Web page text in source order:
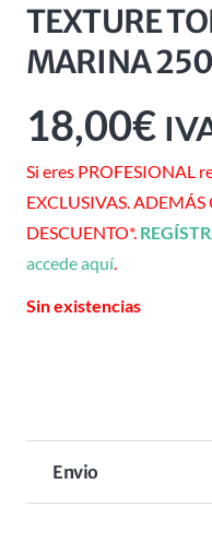
TEXTURE
MARINA 250
18,00€
Si eres PROFESIONAL
EXCLUSIVAS.
DESCUENTO*.
accede aquí
Sin existencias
Envio